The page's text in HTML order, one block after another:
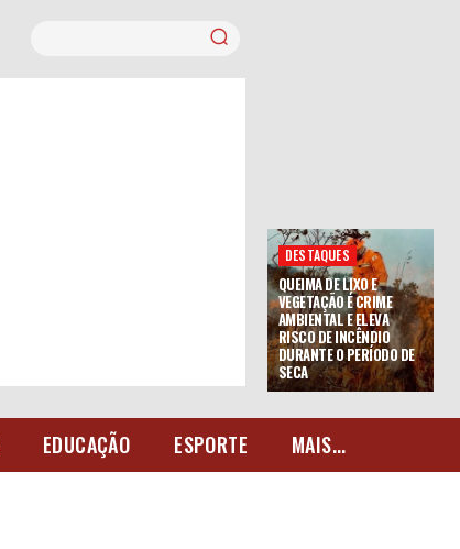
DESTAQUES
QUEIMA DE LIXO E
VEGETAÇÃO É CRIME
AMBIENTAL E ELEVA
RISCO DE INCÊNDIO
DURANTE O PERÍODO DE
SECA
EDUCAÇÃO ESPORTE MAIS...